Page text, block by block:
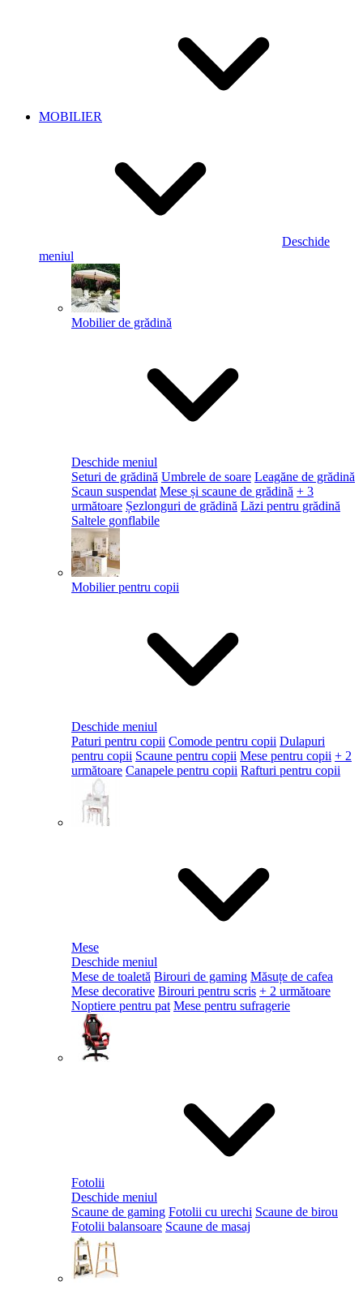
MOBILIER
Deschide
meniul
Mobilier de grădină
Deschide meniul
Seturi de grădină Umbrele de soare Leagăne de grădină
Scaun suspendat Mese și scaune de grădină + 3
următoare Șezlonguri de grădină Lăzi pentru grădină
Saltele gonflabile
Mobilier pentru copii
Deschide meniul
Paturi pentru copii Comode pentru copii Dulapuri
pentru copii Scaune pentru copii Mese pentru copii + 2
următoare Canapele pentru copii Rafturi pentru copii
Mese
Deschide meniul
Mese de toaletă Birouri de gaming Măsuțe de cafea
Mese decorative Birouri pentru scris + 2 următoare
Noptiere pentru pat Mese pentru sufragerie
Fotolii
Deschide meniul
Scaune de gaming Fotolii cu urechi Scaune de birou
Fotolii balansoare Scaune de masaj